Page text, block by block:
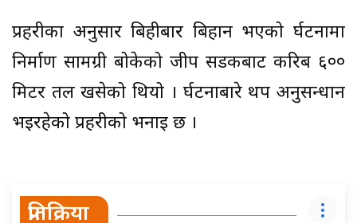
प्रहरीका अनुसार बिहीबार बिहान भएको दुर्घटनामा
निर्माण सामग्री बोकेको जीप सडकबाट करिब ६००
मिटर तल खसेको थियो । दुर्घटनाबारे थप अनुसन्धान
भइरहेको प्रहरीको भनाइ छ ।
प्रतिक्रिया